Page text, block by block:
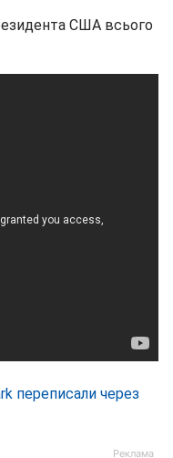
США всього
переписали через